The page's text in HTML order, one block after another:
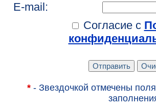
E-mail:
Согласие с
*- Звездочкой отмечены